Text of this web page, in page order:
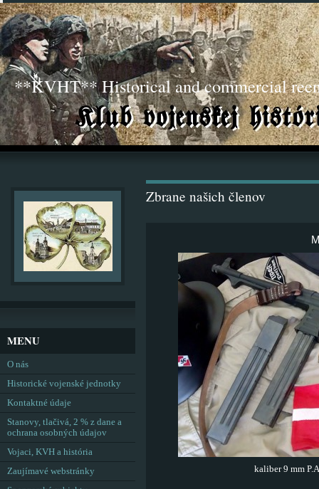
**KVHT** Historical and commercial
Zbrane našich členov
kaliber 9 mm
MENU
O nás
Historické vojenské jednotky
Kontaktné údaje
Stanovy, tlačivá, 2 % z dane a
ochrana osobných údajov
Vojaci, KVH a história
Zaujímavé webstránky